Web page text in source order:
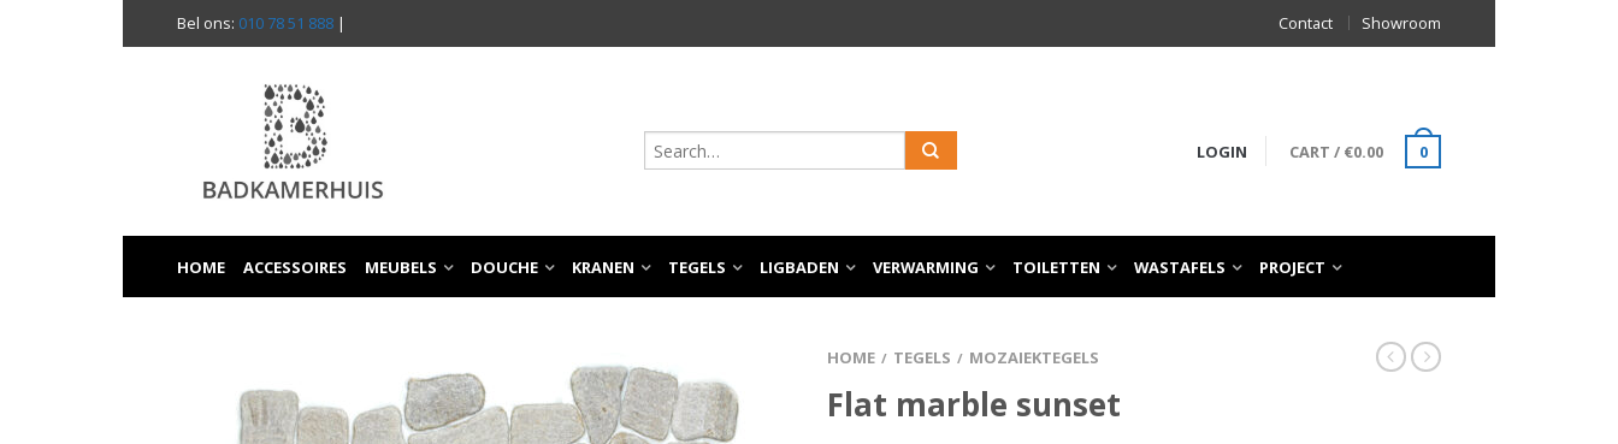
Bel ons: 010 78 51 888 | Contact Showroom
LOGIN CART / €0.00 0
HOME ACCESSOIRES MEUBELS DOUCHE KRANEN TEGELS LIGBADEN VERWARMING TOILETTEN WASTAFELS PROJECT
HOME / TEGELS / MOZAIEKTEGELS
Flat marble sunset